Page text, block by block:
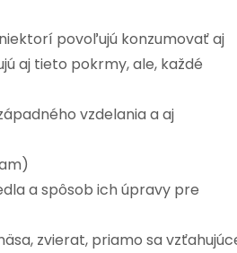
povoľujú konzumovať aj
aj tieto pokrmy, ale, každé
vzdelania a aj
a spôsob ich úpravy pre
zvierat, priamo sa